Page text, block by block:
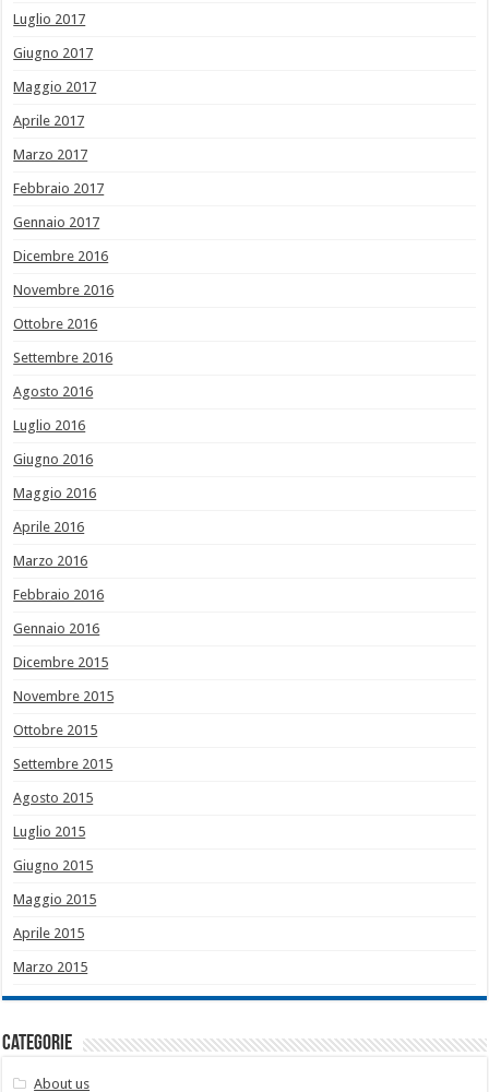
Luglio 2017
Giugno 2017
Maggio 2017
Aprile 2017
Marzo 2017
Febbraio 2017
Gennaio 2017
Dicembre 2016
Novembre 2016
Ottobre 2016
Settembre 2016
Agosto 2016
Luglio 2016
Giugno 2016
Maggio 2016
Aprile 2016
Marzo 2016
Febbraio 2016
Gennaio 2016
Dicembre 2015
Novembre 2015
Ottobre 2015
Settembre 2015
Agosto 2015
Luglio 2015
Giugno 2015
Maggio 2015
Aprile 2015
Marzo 2015
Categorie
About us